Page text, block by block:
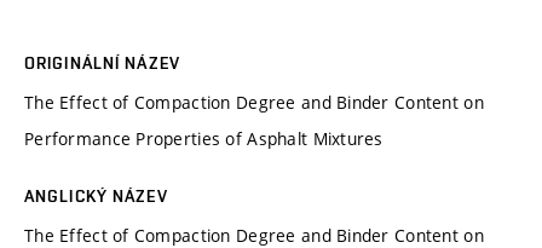
ORIGINÁLNÍ NÁZEV
The Effect of Compaction Degree and Binder Content on
Performance Properties of Asphalt Mixtures
ANGLICKÝ NÁZEV
The Effect of Compaction Degree and Binder Content on